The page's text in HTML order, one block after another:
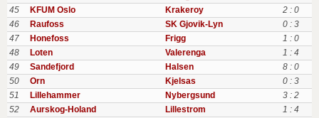
45
KFUM Oslo Krakeroy
2 : 0
46
Raufoss SK Gjovik-Lyn
0 : 3
47
Honefoss Frigg
1 : 0
48
Loten Valerenga
1 : 4
49
Sandefjord Halsen
8 : 0
50
Orn Kjelsas
0 : 3
51
Lillehammer Nybergsund
3 : 2
52
Aurskog-Holand Lillestrom
1 : 4